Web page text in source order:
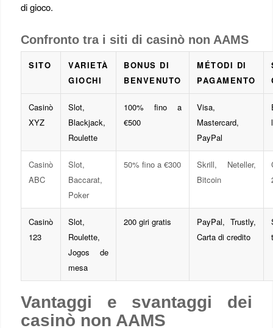
di gioco.
Confronto tra i siti di casinò non AAMS
SITO
VARIETÀ
GIOCHI
BONUS DI
BENVENUTO
MÉTODI DI
PAGAMENTO
Casinò
XYZ
Slot,
Blackjack,
Roulette
100% fino a
€500
Visa,
Mastercard,
PayPal
Casinò
ABC
Slot,
Baccarat,
Poker
50% fino a €300
Skrill, Neteller,
Bitcoin
Casinò
123
Slot,
Roulette,
Jogos de
mesa
200 giri gratis
PayPal, Trustly,
Carta di credito
Vantaggi e svantaggi dei
casinò non AAMS